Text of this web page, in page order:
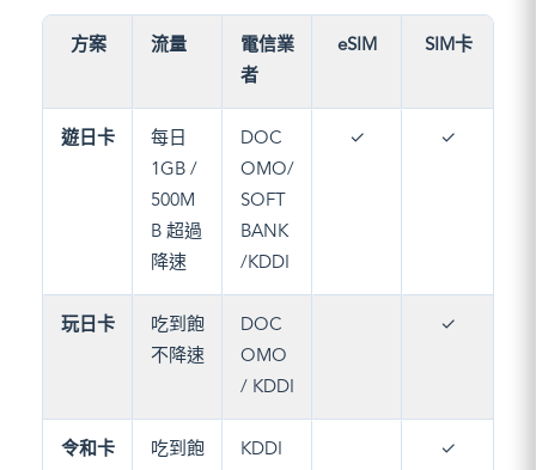
方案 流量
電信業
者
eSIM SIM卡
遊日卡
每日
1GB /
500M
B 超過
降速
DOC
OMO/
SOFT
BANK
/KDDI
✓ ✓
玩日卡
吃到飽
不降速
DOC
OMO
/ KDDI
✓
令和卡
吃到飽
KDDI ✓